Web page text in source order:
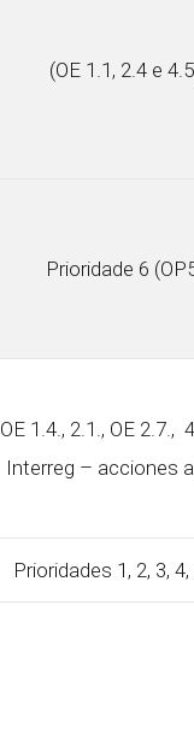
(OE 1.1, 2.4 e
Prioridade 6
OE 1.4., 2.1., OE 2.7.,
Interreg – acciones
Prioridades 1, 2, 3,